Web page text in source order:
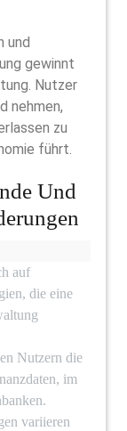
und
gewinnt
Nutzer
nehmen,
zu
führt.
Und
auf
die eine
Nutzern die
im
variieren